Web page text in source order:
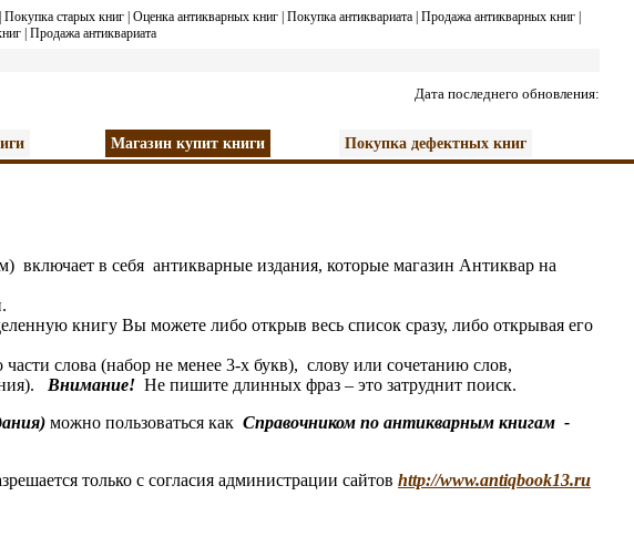
Покупка старых книг Оценка антикварных книг Покупка антиквариата Продажа антикварных книг
| Продажа антиквариата
Дата последнего обновления:
Магазин купит книги Покупка дефектных книг
в себя антикварные издания, которые магазин Антиквар на
книгу Вы можете либо открыв весь список сразу, либо открывая его
слова (набор не менее 3-х букв), слову или сочетанию слов,
Внимание! Не пишите длинных фраз – это затруднит поиск.
можно пользоваться как Справочником по антикварным книгам -
только с согласия администрации сайтов http://www.antiqbook13.ru